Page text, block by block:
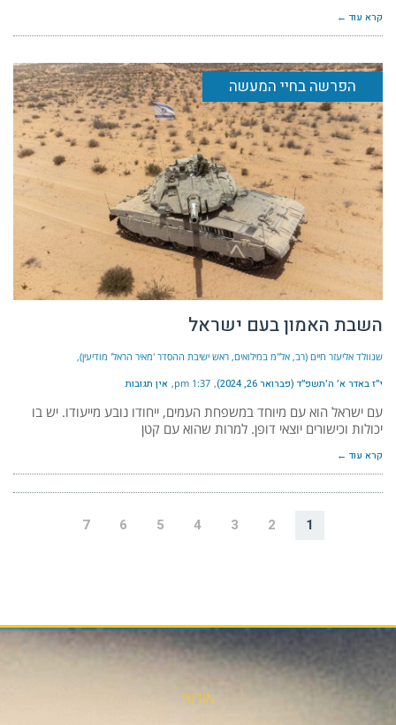
קרא עוד ←
הפרשה בחיי המעשה
השבת האמון בעם ישראל
שנוולד אליעזר חיים (רב, אל"מ במילואים, ראש ישיבת ההסדר 'מאיר הראל' מודיעין)
י״ז באדר א׳ ה׳תשפ״ד (פברואר 26, 2024) 1:37 pm אין תגובות
עם ישראל הוא עם מיוחד במשפחת העמים, ייחודו נובע מייעודו. יש בו
יכולות וכישורים יוצאי דופן. למרות שהוא עם קטן
קרא עוד ←
1
2
3
4
5
6
7
אודות